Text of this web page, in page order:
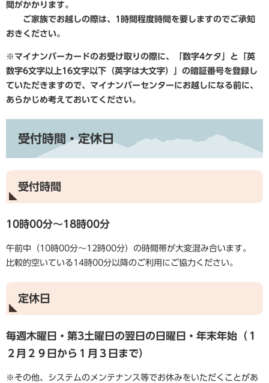
間がかかります。
ご家族でお越しの際は、1時間程度時間を要しますのでご承知
おきください。
※マイナンバーカードのお受け取りの際に、「数字4ケタ」と「英
数字6文字以上16文字以下（英字は大文字）」の暗証番号を登録し
ていただきますので、マイナンバーセンターにお越しになる前に、
あらかじめ考えておいてください。
受付時間・定休日
受付時間
10時00分～18時00分
午前中（10時00分～12時00分）の時間帯が大変混み合います。
比較的空いている14時00分以降のご利用にご協力ください。
定休日
毎週木曜日・第3土曜日の翌日の日曜日・年末年始（１
２月２９日から１月３日まで）
※その他、システムのメンテナンス等でお休みをいただくことがあ